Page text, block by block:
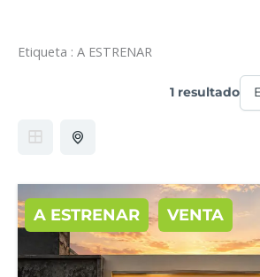
Etiqueta : A ESTRENAR
1 resultado
A ESTRENAR VENTA